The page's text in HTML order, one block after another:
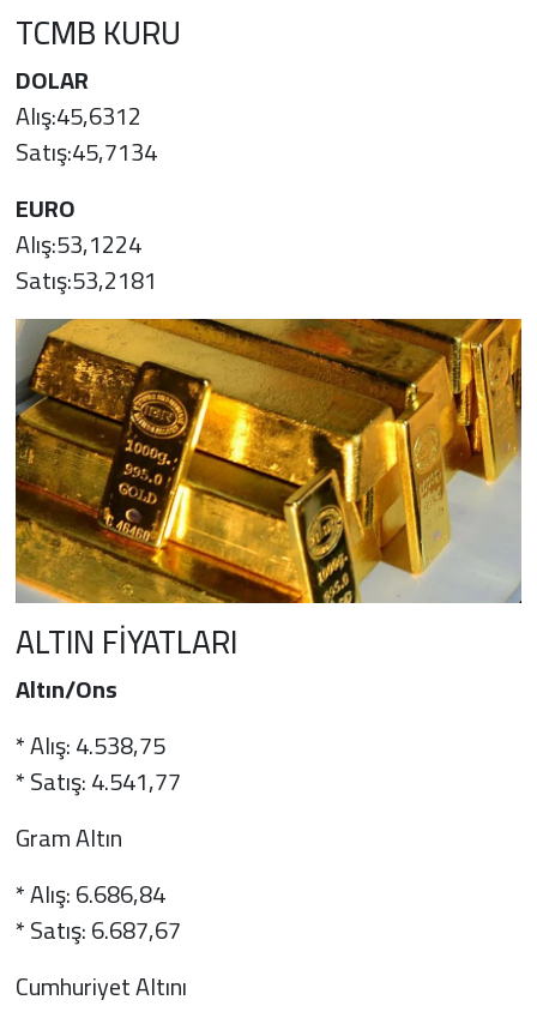
TCMB KURU
DOLAR
Alış:45,6312
Satış:45,7134
EURO
Alış:53,1224
Satış:53,2181
ALTIN FİYATLARI
Altın/Ons
* Alış: 4.538,75
* Satış: 4.541,77
Gram Altın
* Alış: 6.686,84
* Satış: 6.687,67
Cumhuriyet Altını